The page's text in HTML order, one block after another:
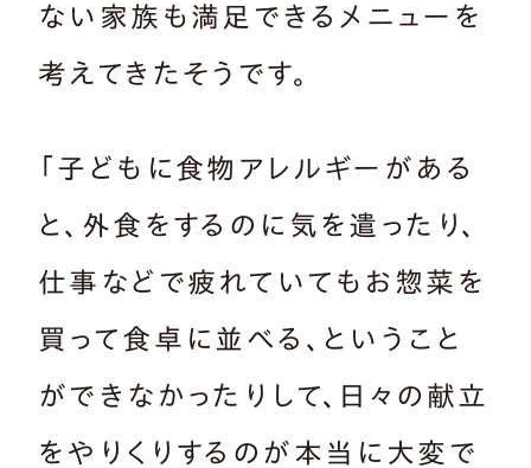
ない家族も満足できるメニューを
考えてきたそうです。
「子どもに食物アレルギーがある
と、外食をするのに気を遣ったり、
仕事などで疲れていてもお惣菜を
買って食卓に並べる、ということ
ができなかったりして、日々の献立
をやりくりするのが本当に大変で